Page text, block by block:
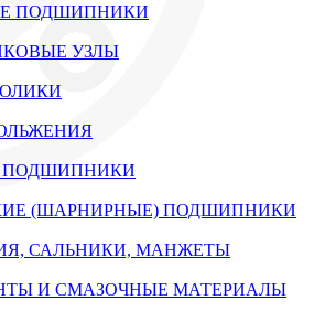
ПОДШИПНИКИ
УЗЛЫ
(ШАРНИРНЫЕ) ПОДШИПНИКИ
САЛЬНИКИ, МАНЖЕТЫ
И СМАЗОЧНЫЕ МАТЕРИАЛЫ